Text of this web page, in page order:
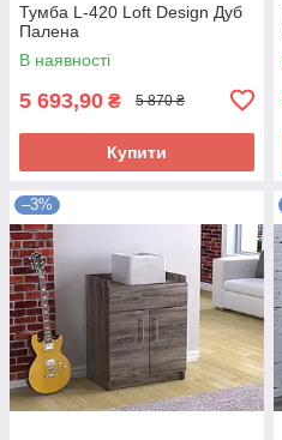
Тумба L-420 Loft Design Дуб
Палена
В наявності
5 693,90 ₴ 5 870 ₴
Купити
–3%